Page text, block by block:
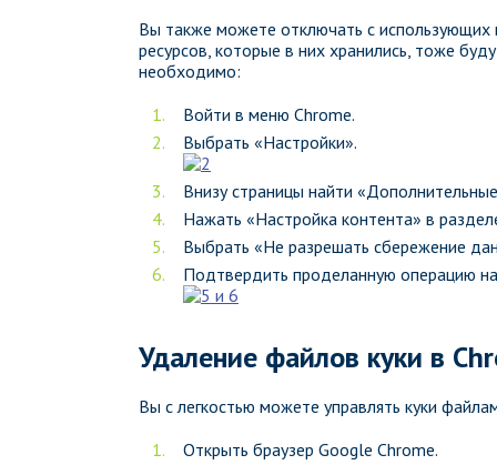
Вы также можете отключать с использующих
ресурсов, которые в них хранились, тоже
необходимо:
Войти в меню Chrome.
Выбрать «Настройки».
Внизу страницы найти
Нажать «Настройка контента» в
Выбрать «Не разрешать сбережение
Подтвердить проделанную операцию
Удаление файлов куки в
Вы с легкостью можете управлять куки
Открыть браузер Google Chrome.